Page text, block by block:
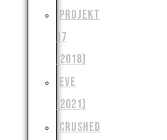
PROJEKT
17
(2018)
EVE
(2021)
CRUSHED